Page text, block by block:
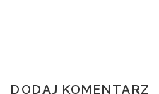
DODAJ KOMENTARZ